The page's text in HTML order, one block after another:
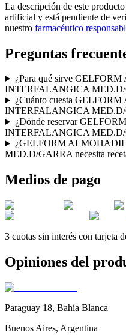
La descripción de este
artificial y está pendiente de
nuestro farmacéutico
Preguntas
¿Para qué sirve
INTERFALANGICA
¿Cuánto cuesta
INTERFALANGICA
¿Dónde reservar
INTERFALANGICA MED.D/
¿GELFORM
MED.D/GARRA necesita
Medios de pago
3 cuotas sin interés con tarjeta
Opiniones del
Paraguay 18, Bahía Blanca
Buenos Aires, Argentina